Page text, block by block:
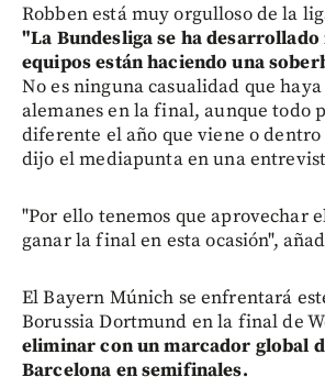
Robben está muy orgulloso de la
"La Bundesliga se ha desarrollado
equipos están haciendo una
No es ninguna casualidad que
alemanes en la final, aunque todo
diferente el año que viene o dentro
dijo el mediapunta en una
"Por ello tenemos que aprovechar
ganar la final en esta ocasión",
El Bayern Múnich se enfrentará
Borussia Dortmund en la final de
eliminar con un marcador global
Barcelona en semifinales.